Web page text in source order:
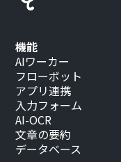
機能
AIワーカー
フローボット
アプリ連携
入力フォーム
AI-OCR
文章の要約
データベース